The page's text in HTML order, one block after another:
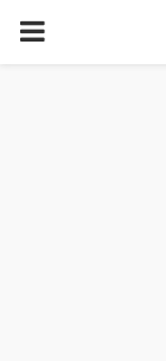
PRIMARY